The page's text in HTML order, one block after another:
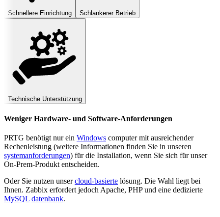
Schnellere Einrichtung Schlankerer Betrieb
Technische Unterstützung
Weniger Hardware- und Software-Anforderungen
PRTG benötigt nur ein Windows computer mit ausreichender
Rechenleistung (weitere Informationen finden Sie in unseren
systemanforderungen) für die Installation, wenn Sie sich für unser
On-Prem-Produkt entscheiden.
Oder Sie nutzen unsercloud-basierte lösung. Die Wahl liegt bei
Ihnen. Zabbix erfordert jedoch Apache, PHP und eine dedizierte
MySQL datenbank.